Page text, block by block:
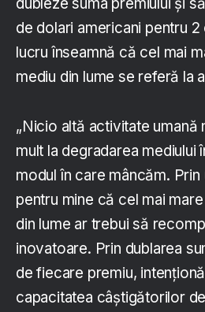
dubleze suma premiului și
de dolari americani pentru
lucru înseamnă că cel mai
mediu din lume se referă la
„Nicio altă activitate umană
mult la degradarea
modul în care mâncăm.
pentru mine că cel mai
din lume ar trebui să
inovatoare. Prin dublarea
de fiecare premiu,
capacitatea câștigătorilor